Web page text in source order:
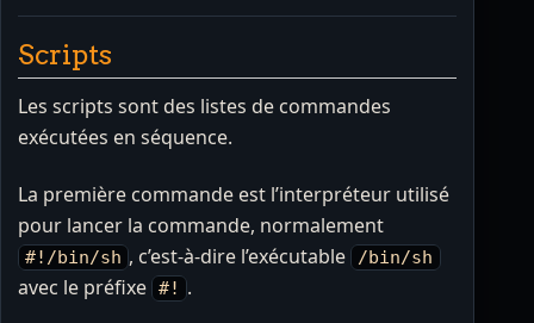
Scripts
Les scripts sont des listes de commandes
exécutées en séquence.
La première commande est l’interpréteur utilisé
pour lancer la commande, normalement
#!/bin/sh , c’est-à-dire l’exécutable /bin/sh
avec le préfixe #! .